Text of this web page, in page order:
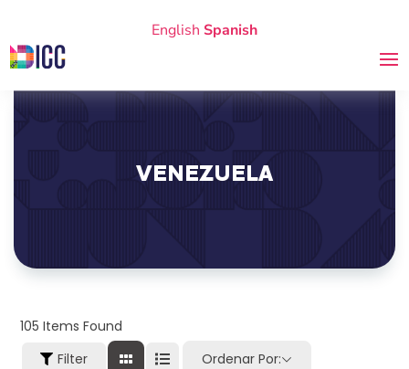
English Spanish
VENEZUELA
105 Items Found
Filter
Ordenar Por: